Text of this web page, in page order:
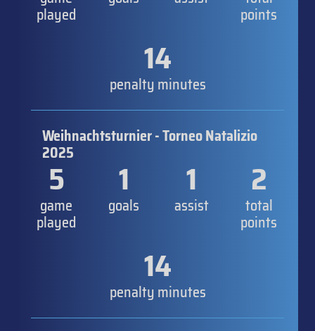
played points
14
penalty minutes
Weihnachtsturnier - Torneo Natalizio
2025
5
game
played
1
goals
1
assist
2
total
points
14
penalty minutes